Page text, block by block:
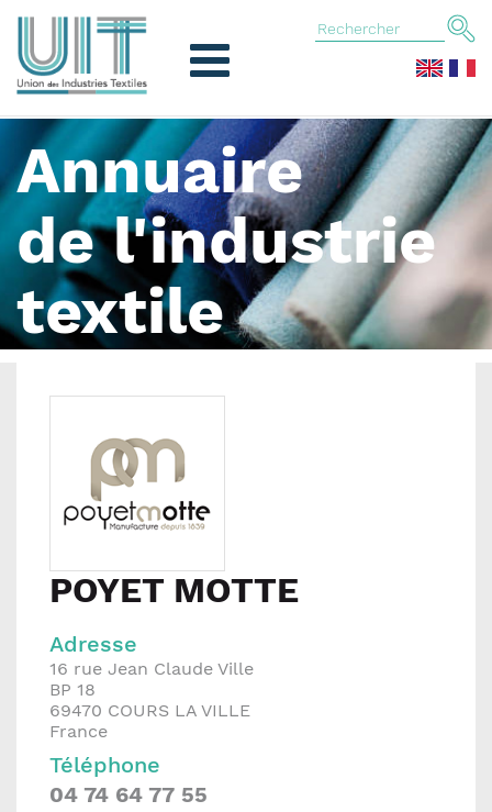
Annuaire
de l'industrie
textile
POYET MOTTE
Adresse
16 rue Jean Claude Ville
BP 18
69470 COURS LA VILLE
France
Téléphone
04 74 64 77 55